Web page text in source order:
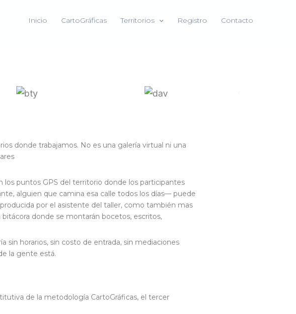
Inicio CartoGráficas Territorios Registro Contacto
donde trabajamos. No es una galería virtual ni una
los puntos GPS del territorio donde los participantes
alguien que camina esa calle todos los días— puede
por el asistente del taller, como también mas
donde se montarán bocetos, escritos,
sin horarios, sin costo de entrada, sin mediaciones
la gente está.
de la metodología CartoGráficas, el tercer